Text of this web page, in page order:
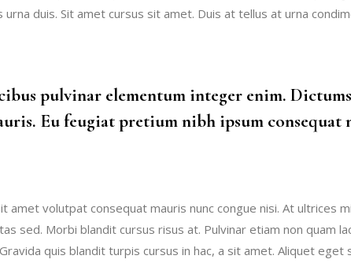
duis. Sit amet cursus sit amet. Duis at tellus at urna
pulvinar elementum integer enim.
Eu feugiat pretium nibh ipsum
amet volutpat consequat mauris nunc congue nisi. At ultrices
sed. Morbi blandit cursus risus at. Pulvinar etiam non quam
quis blandit turpis cursus in hac, a sit amet. Aliquet eget